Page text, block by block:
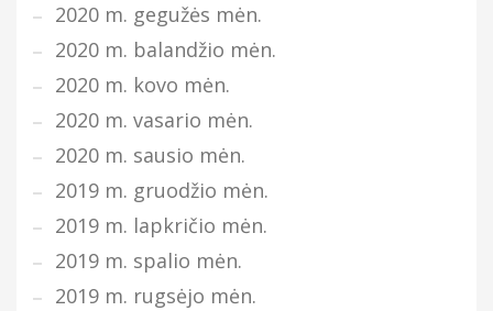
2020 m. gegužės mėn.
2020 m. balandžio mėn.
2020 m. kovo mėn.
2020 m. vasario mėn.
2020 m. sausio mėn.
2019 m. gruodžio mėn.
2019 m. lapkričio mėn.
2019 m. spalio mėn.
2019 m. rugsėjo mėn.